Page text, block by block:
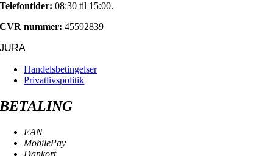
Telefontider: 08:30 til 15:00.
CVR nummer: 45592839
JURA
Handelsbetingelser
Privatlivspolitik
BETALING
EAN
MobilePay